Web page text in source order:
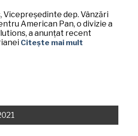
Vicepreședinte dep. Vânzări
American Pan, o divizie a
a anunțat recent
Citește mai mult